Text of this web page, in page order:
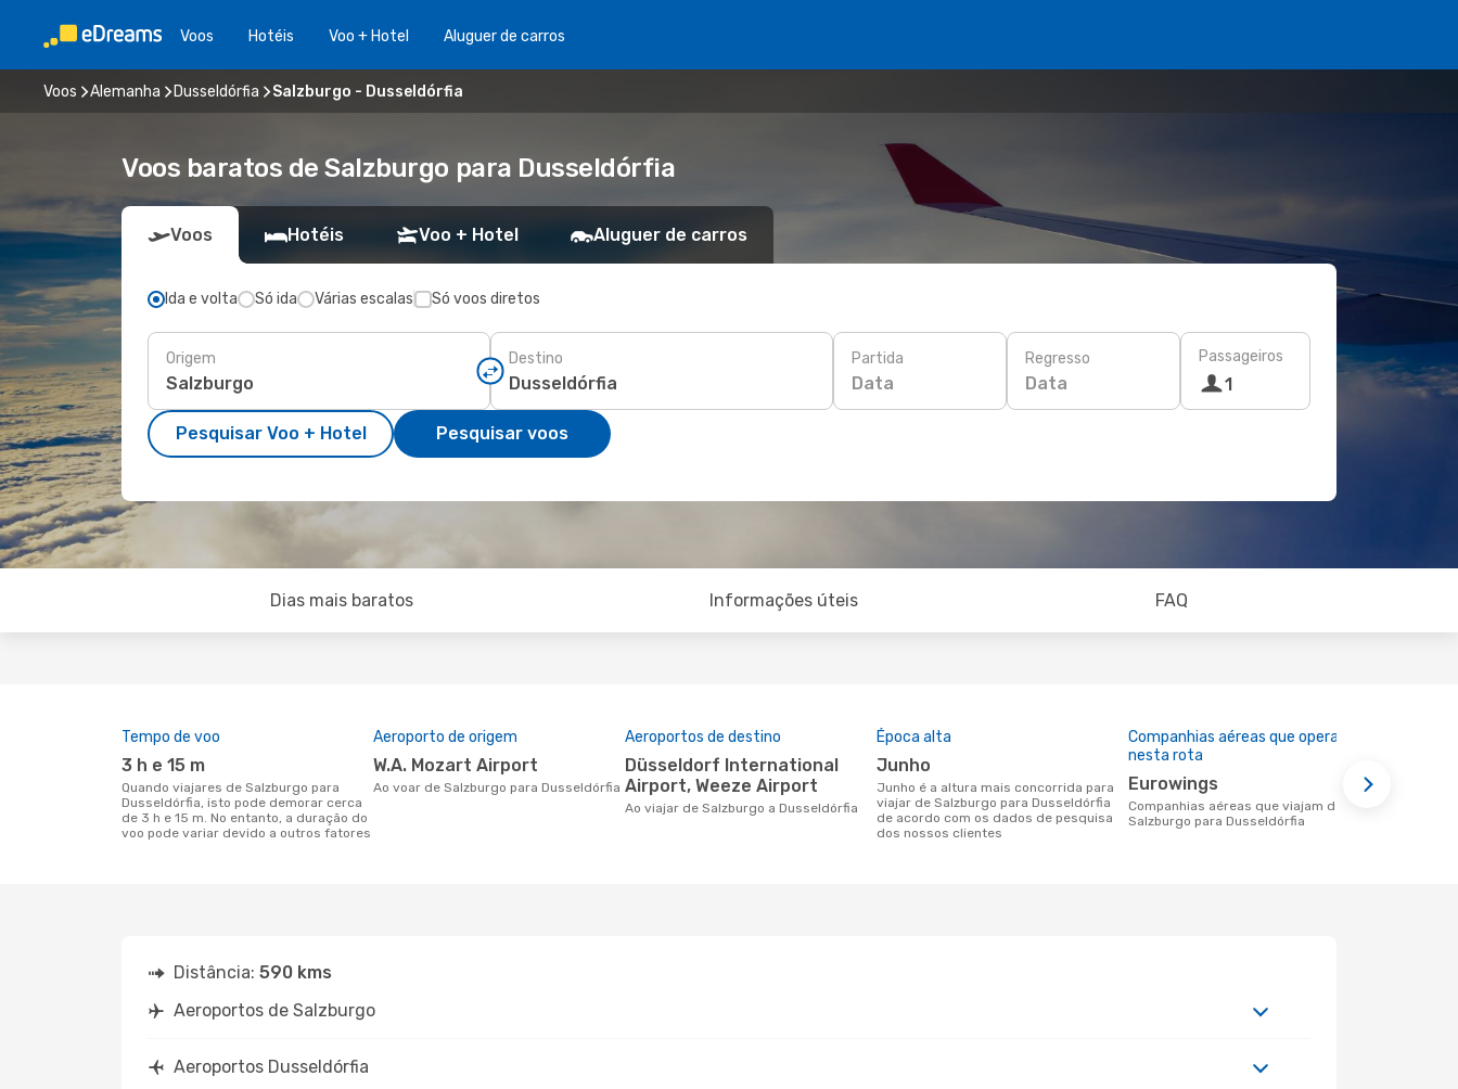
Voos Hotéis Voo + Hotel Aluguer de carros
Voos Alemanha Dusseldórfia Salzburgo - Dusseldórfia
Voos baratos de Salzburgo para Dusseldórfia
Voos Hotéis Voo + Hotel Aluguer de carros
Ida e volta Só ida Várias escalas Só voos diretos
Origem Destino Partida
Data
Regresso
Data
Passageiros
1
Pesquisar Voo + Hotel Pesquisar voos
Dias mais baratos Informações úteis FAQ
Tempo de voo
3 h e 15 m
Quando viajares de Salzburgo para
Dusseldórfia, isto pode demorar cerca
de 3 h e 15 m. No entanto, a duração do
voo pode variar devido a outros fatores
Aeroporto de origem
W.A. Mozart Airport
Ao voar de Salzburgo para Dusseldórfia
Aeroportos de destino
Düsseldorf International
Airport, Weeze Airport
Ao viajar de Salzburgo a Dusseldórfia
Época alta
junho
junho é a altura mais concorrida para
viajar de Salzburgo para Dusseldórfia
de acordo com os dados de pesquisa
dos nossos clientes
Companhias aéreas que operam
nesta rota
Eurowings
Companhias aéreas que viajam de
Salzburgo para Dusseldórfia
Distância: 590 kms
Aeroportos de Salzburgo
Aeroportos Dusseldórfia